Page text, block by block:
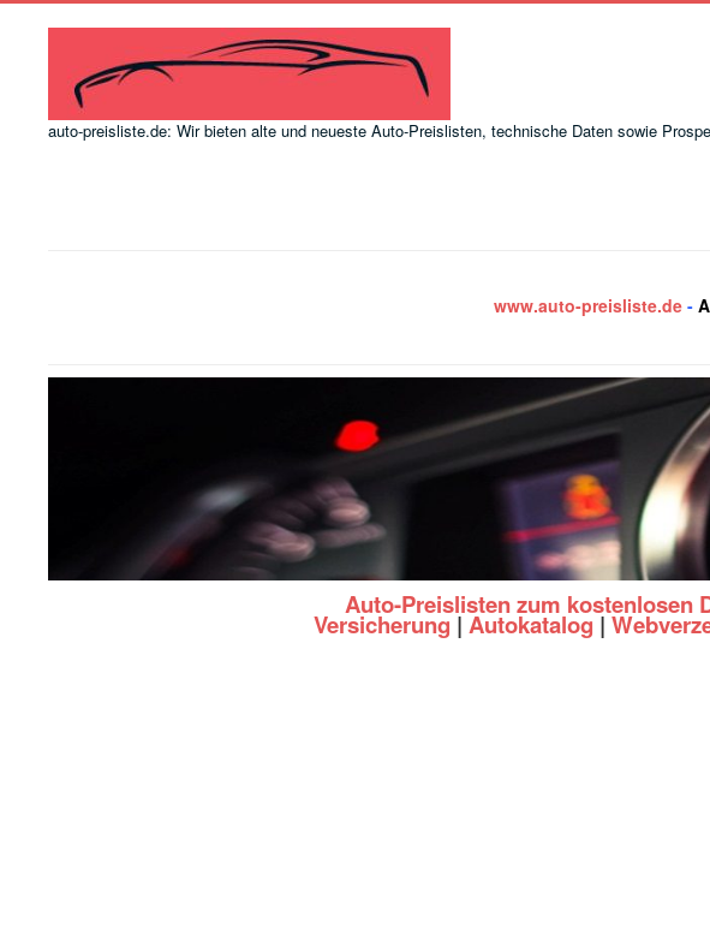
auto-preisliste.de: Wir bieten alte und neueste Auto-Preislisten, technische Daten sowie
www.auto-preisliste.de-
Auto-Preislisten zum kostenlosen
Versicherung|Autokatalog|